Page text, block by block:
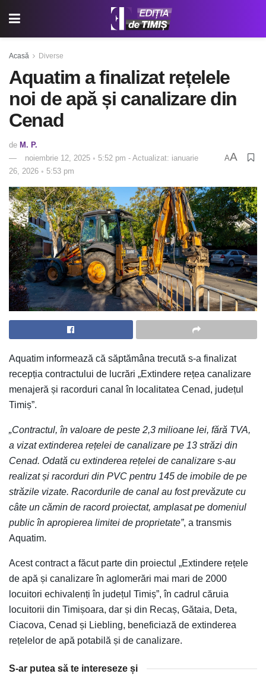
Acasă Diverse
Aquatim a finalizat rețelele
noi de apă și canalizare din
Cenad
de M. P.
noiembrie 12, 2025 ◦ 5:52 pm - Actualizat: ianuarie
26, 2026 ◦ 5:53 pm
AA
Aquatim informează că săptămâna trecută s-a finalizat
recepția contractului de lucrări „Extindere rețea canalizare
menajeră și racorduri canal în localitatea Cenad, județul
Timiș”.
„Contractul, în valoare de peste 2,3 milioane lei, fără TVA,
a vizat extinderea rețelei de canalizare pe 13 străzi din
Cenad. Odată cu extinderea rețelei de canalizare s-au
realizat și racorduri din PVC pentru 145 de imobile de pe
străzile vizate. Racordurile de canal au fost prevăzute cu
câte un cămin de racord proiectat, amplasat pe domeniul
public în apropierea limitei de proprietate”, a transmis
Aquatim.
Acest contract a făcut parte din proiectul „Extindere rețele
de apă și canalizare în aglomerări mai mari de 2000
locuitori echivalenți în județul Timiș”, în cadrul căruia
locuitorii din Timișoara, dar și din Recaș, Gătaia, Deta,
Ciacova, Cenad și Liebling, beneficiază de extinderea
rețelelor de apă potabilă și de canalizare.
S-ar putea să te intereseze și